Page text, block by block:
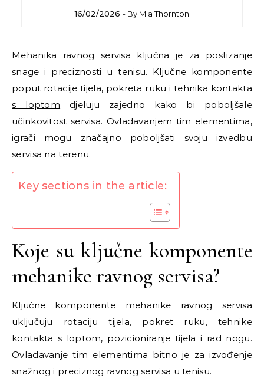
16/02/2026 - By Mia Thornton
Mehanika ravnog servisa ključna je za postizanje
snage i preciznosti u tenisu. Ključne komponente
poput rotacije tijela, pokreta ruku i tehnika kontakta
s loptom djeluju zajedno kako bi poboljšale
učinkovitost servisa. Ovladavanjem tim elementima,
igrači mogu značajno poboljšati svoju izvedbu
servisa na terenu.
Key sections in the article:
Koje su ključne komponente
mehanike ravnog servisa?
Ključne komponente mehanike ravnog servisa
uključuju rotaciju tijela, pokret ruku, tehnike
kontakta s loptom, pozicioniranje tijela i rad nogu.
Ovladavanje tim elementima bitno je za izvođenje
snažnog i preciznog ravnog servisa u tenisu.